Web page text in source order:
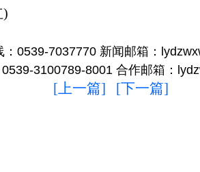
)
：0539-7037770 新闻邮箱：
3100789-8001 合作邮箱：
[上一篇] [下一篇]